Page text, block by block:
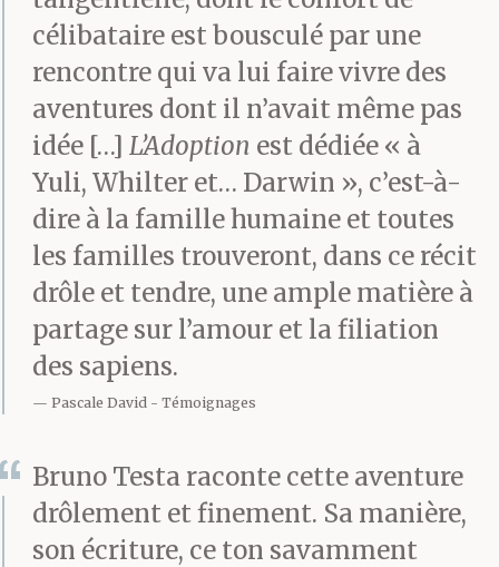
célibataire est bousculé par une
rencontre qui va lui faire vivre des
aventures dont il n’avait même pas
idée […] L’Adoption est dédiée « à
Yuli, Whilter et… Darwin », c’est-à-
dire à la famille humaine et toutes
les familles trouveront, dans ce récit
drôle et tendre, une ample matière à
partage sur l’amour et la filiation
des sapiens.
Pascale David Témoignages
Bruno Testa raconte cette aventure
drôlement et finement. Sa manière,
son écriture, ce ton savamment